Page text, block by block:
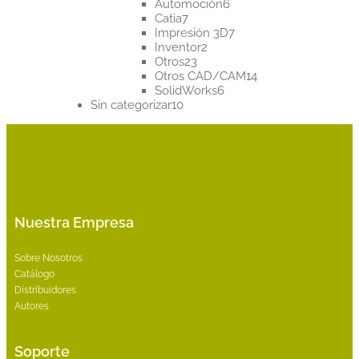
productos
Automoción66
Catia77
productos
Impresión 3D77
Inventor22
Otros2323
productos
Otros CAD/CAM1414
SolidWorks66
Sin categorizar1010
Nuestra Empresa
Sobre Nosotros
Catálogo
Distribuidores
Autores
Soporte